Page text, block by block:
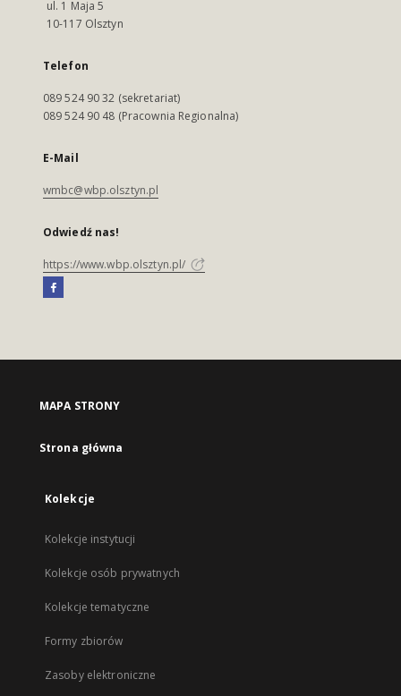
ul. 1 Maja 5
10-117 Olsztyn
Telefon
089 524 90 32 (sekretariat)
089 524 90 48 (Pracownia Regionalna)
E-Mail
wmbc@wbp.olsztyn.pl
Odwiedź nas!
https://www.wbp.olsztyn.pl/
MAPA STRONY
Strona główna
Kolekcje
Kolekcje instytucji
Kolekcje osób prywatnych
Kolekcje tematyczne
Formy zbiorów
Zasoby elektroniczne